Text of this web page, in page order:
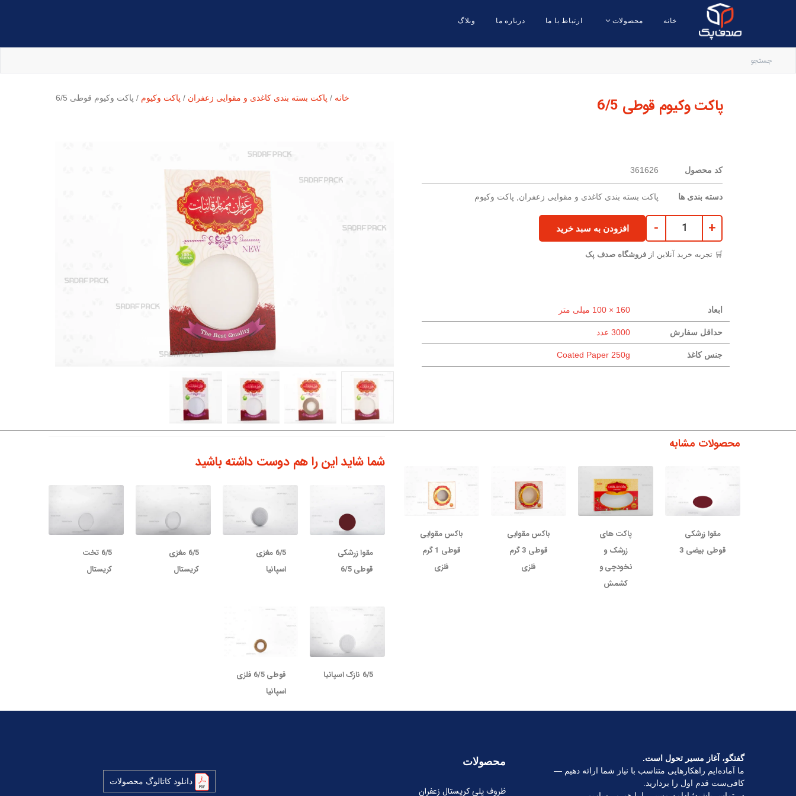
خانه محصولات ارتباط با ما درباره ما وبلاگ
پاکت وکیوم قوطی 6/5 خانه / پاکت بسته بندی کاغذی و مقوایی زعفران / پاکت وکیوم / پاکت وکیوم قوطی 6/5
کد محصول 361626
دسته بندی ها پاکت بسته بندی کاغذی و مقوایی زعفران پاکت وکیوم
افزودن به سبد خرید +
-
🛒 تجربه خرید آنلاین از فروشگاه صدف پک
ابعاد 160 × 100 میلی متر
حداقل سفارش 3000 عدد
جنس کاغذ Coated Paper 250g
محصولات مشابه
مقوا زرشکی
قوطی بیضی 3
پاکت های
زرشک و
نخودچی و
کشمش
باکس مقوایی
قوطی 3 گرم
فلزی
باکس مقوایی
قوطی 1 گرم
فلزی
شما شاید این را هم دوست داشته باشید
مقوا زرشکی
قوطی 6/5
6/5 مغزی
اسپانیا
6/5 مغزی
کریستال
6/5 تخت
کریستال
6/5 نازک اسپانیا
قوطی 6/5 فلزی
اسپانیا
گفتگو، آغاز مسیر تحول است.
ما آماده‌ایم راهکارهایی متناسب با نیاز شما ارائه دهیم —
کافی‌ست قدم اول را بردارید.
محصولات
ظروف پلی کریستال زعفران
دانلود کاتالوگ محصولات